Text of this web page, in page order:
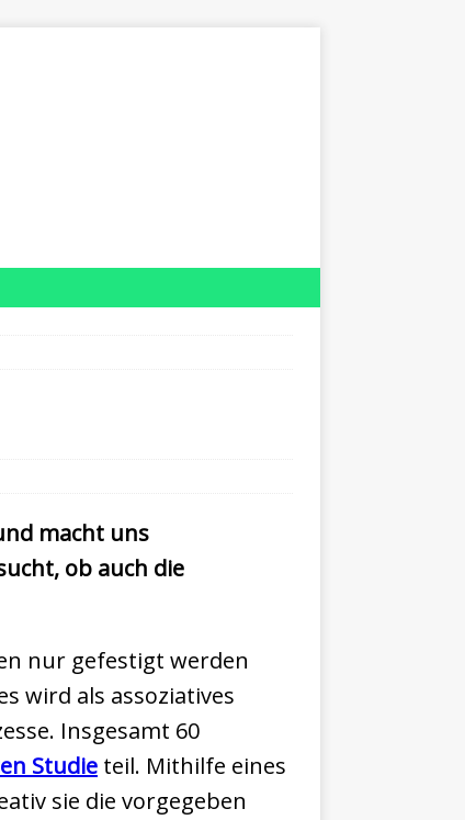
macht uns
ob auch die
nur gefestigt werden
wird als assoziatives
Insgesamt 60
Studie teil. Mithilfe eines
sie die vorgegeben